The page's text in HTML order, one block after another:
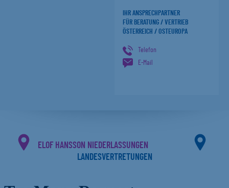
IHR ANSPRECHPARTNER
FÜR BERATUNG / VERTRIEB
ÖSTERREICH / OSTEUROPA
Telefon
E-Mail
ELOF HANSSON NIEDERLASSUNGEN
LANDESVERTRETUNGEN